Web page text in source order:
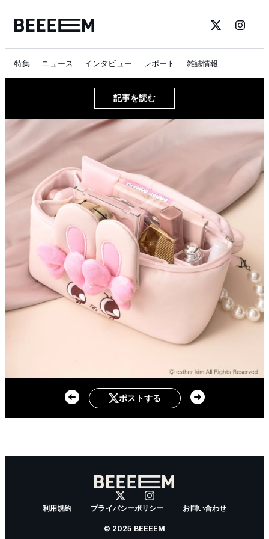
特集 ニュース インタビュー レポート 雑誌情報
記事を読む
ポストする
利用規約 プライバシーポリシー お問い合わせ
© 2025 BEEEEM